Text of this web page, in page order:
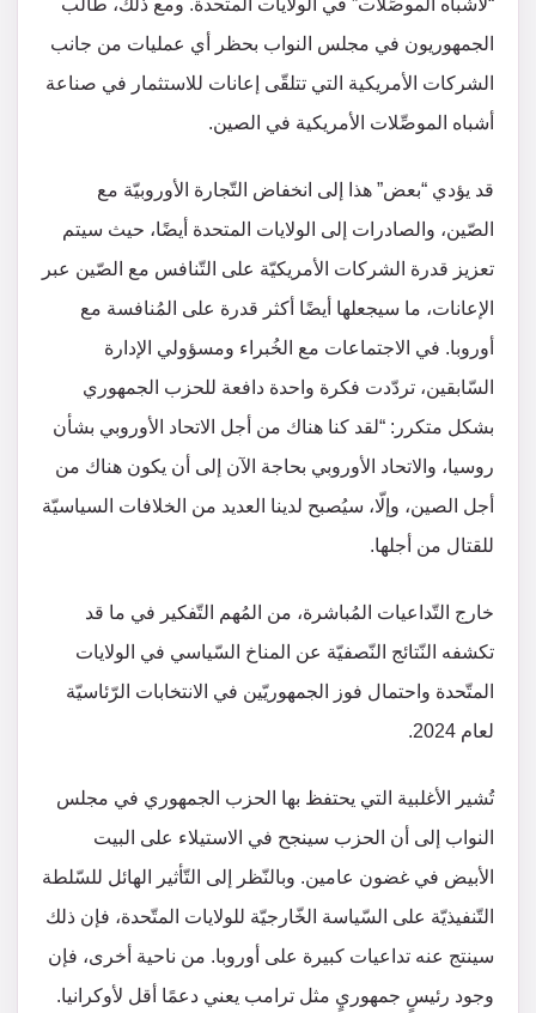
الجمهوريون في مجلس النواب بحظر أي عمليات من جانب
الشركات الأمريكية التي تتلقّى إعانات للاستثمار في صناعة
أشباه الموصِّلات الأمريكية في الصين.
قد يؤدي “بعض” هذا إلى انخفاض التّجارة الأوروبيّة مع
الصّين، والصادرات إلى الولايات المتحدة أيضًا، حيث سيتم
تعزيز قدرة الشركات الأمريكيّة على التّنافس مع الصّين عبر
الإعانات، ما سيجعلها أيضًا أكثر قدرة على المُنافسة مع
أوروبا. في الاجتماعات مع الخُبراء ومسؤولي الإدارة
السّابقين، تردّدت فكرة واحدة دافعة للحزب الجمهوري
بشكل متكرر: “لقد كنا هناك من أجل الاتحاد الأوروبي بشأن
روسيا، والاتحاد الأوروبي بحاجة الآن إلى أن يكون هناك من
أجل الصين، وإلّا، سيُصبح لدينا العديد من الخلافات السياسيّة
للقتال من أجلها.
خارج التّداعيات المُباشرة، من المُهم التّفكير في ما قد
تكشفه النّتائج النّصفيّة عن المناخ السّياسي في الولايات
المتّحدة واحتمال فوز الجمهوريّين في الانتخابات الرّئاسيّة
لعام 2024.
تُشير الأغلبية التي يحتفظ بها الحزب الجمهوري في مجلس
النواب إلى أن الحزب سينجح في الاستيلاء على البيت
الأبيض في غضون عامين. وبالنّظر إلى التّأثير الهائل للسّلطة
التّنفيذيّة على السّياسة الخّارجيّة للولايات المتّحدة، فإن ذلك
سينتج عنه تداعيات كبيرة على أوروبا. من ناحية أخرى، فإن
وجود رئيسٍ جمهوريٍ مثل ترامب يعني دعمًا أقل لأوكرانيا.